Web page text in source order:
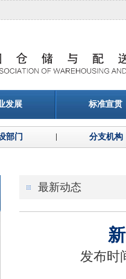
发展 标准宣贯
部门 分支机构
最新动态
发布